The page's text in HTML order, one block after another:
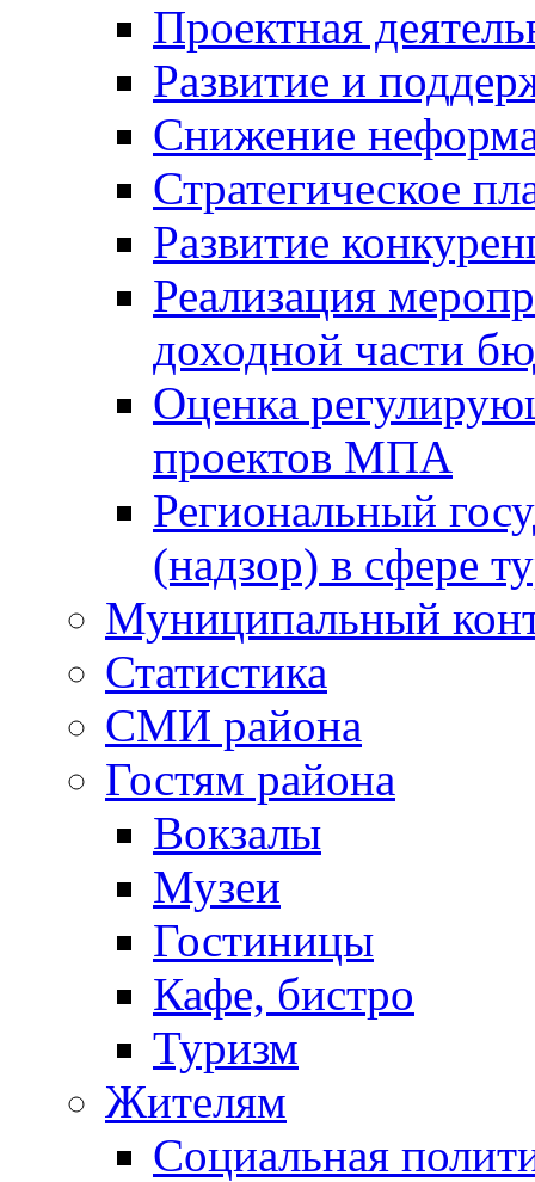
Проектная
Развитие и
Снижение
Стратегическое
Развитие
Реализация
доходной части
Оценка
проектов МПА
Региональный
(надзор) в сфере
Муниципальный
Статистика
СМИ района
Гостям района
Вокзалы
Музеи
Гостиницы
Кафе, бистро
Туризм
Жителям
Социальная